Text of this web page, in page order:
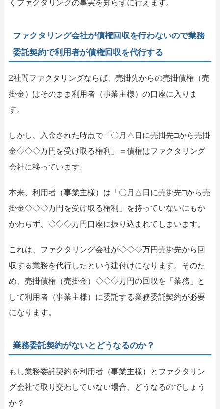
くファクタリングの事実を知らずに行えます。
ファクタリング会社が債権回収を行わないので業務
委託契約で利用者が債権回収を代行する
2社間ファクタリングならば、売掛先からの売掛債権（売
掛金）はそのまま利用者（事業主様）の口座に入りま
す。
しかし、入金された時点で「〇月△日に売掛先□から売掛
金◇◇◇万円を受け取る権利」＝債権はファクタリング
会社に移っています。
本来、利用者（事業主様）は「〇月△日に売掛先□から売
掛金◇◇◇万円を受け取る権利」を持っていないにもか
かわらず、◇◇◇万円口座に振り込まれてしまいます。
これは、ファクタリング会社が◇◇◇万円売掛先から回
収する業務を代行したという建付けになります。そのた
め、売掛債権（売掛金）◇◇◇万円の回収を「業務」と
して利用者（事業主様）に委託する業務委託契約が必要
になります。
業務委託契約がないとどうなるのか？
もし業務委託契約を利用者（事業主様）とファクタリン
グ会社で取り交わしていない場合、どうなるのでしょう
か？